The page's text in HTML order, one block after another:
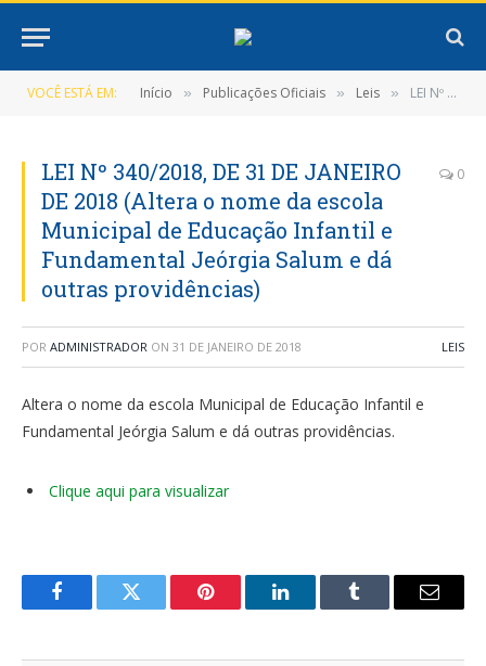
VOCÊ ESTÁ EM: Início » Publicações Oficiais » Leis » LEI Nº 340/2018, DE 31 DE JANEIRO DE 2018 (Altera o nome da escola Municipal de Educação Infantil e Fundamental Jeórgia Salum e dá outras providências)
LEI Nº 340/2018, DE 31 DE JANEIRO
DE 2018 (Altera o nome da escola
Municipal de Educação Infantil e
Fundamental Jeórgia Salum e dá
outras providências)
0
POR ADMINISTRADOR ON 31 DE JANEIRO DE 2018 LEIS
Altera o nome da escola Municipal de Educação Infantil e
Fundamental Jeórgia Salum e dá outras providências.
Clique aqui para visualizar
FacebookTwitter Pinterest LinkedInTumblr
E-